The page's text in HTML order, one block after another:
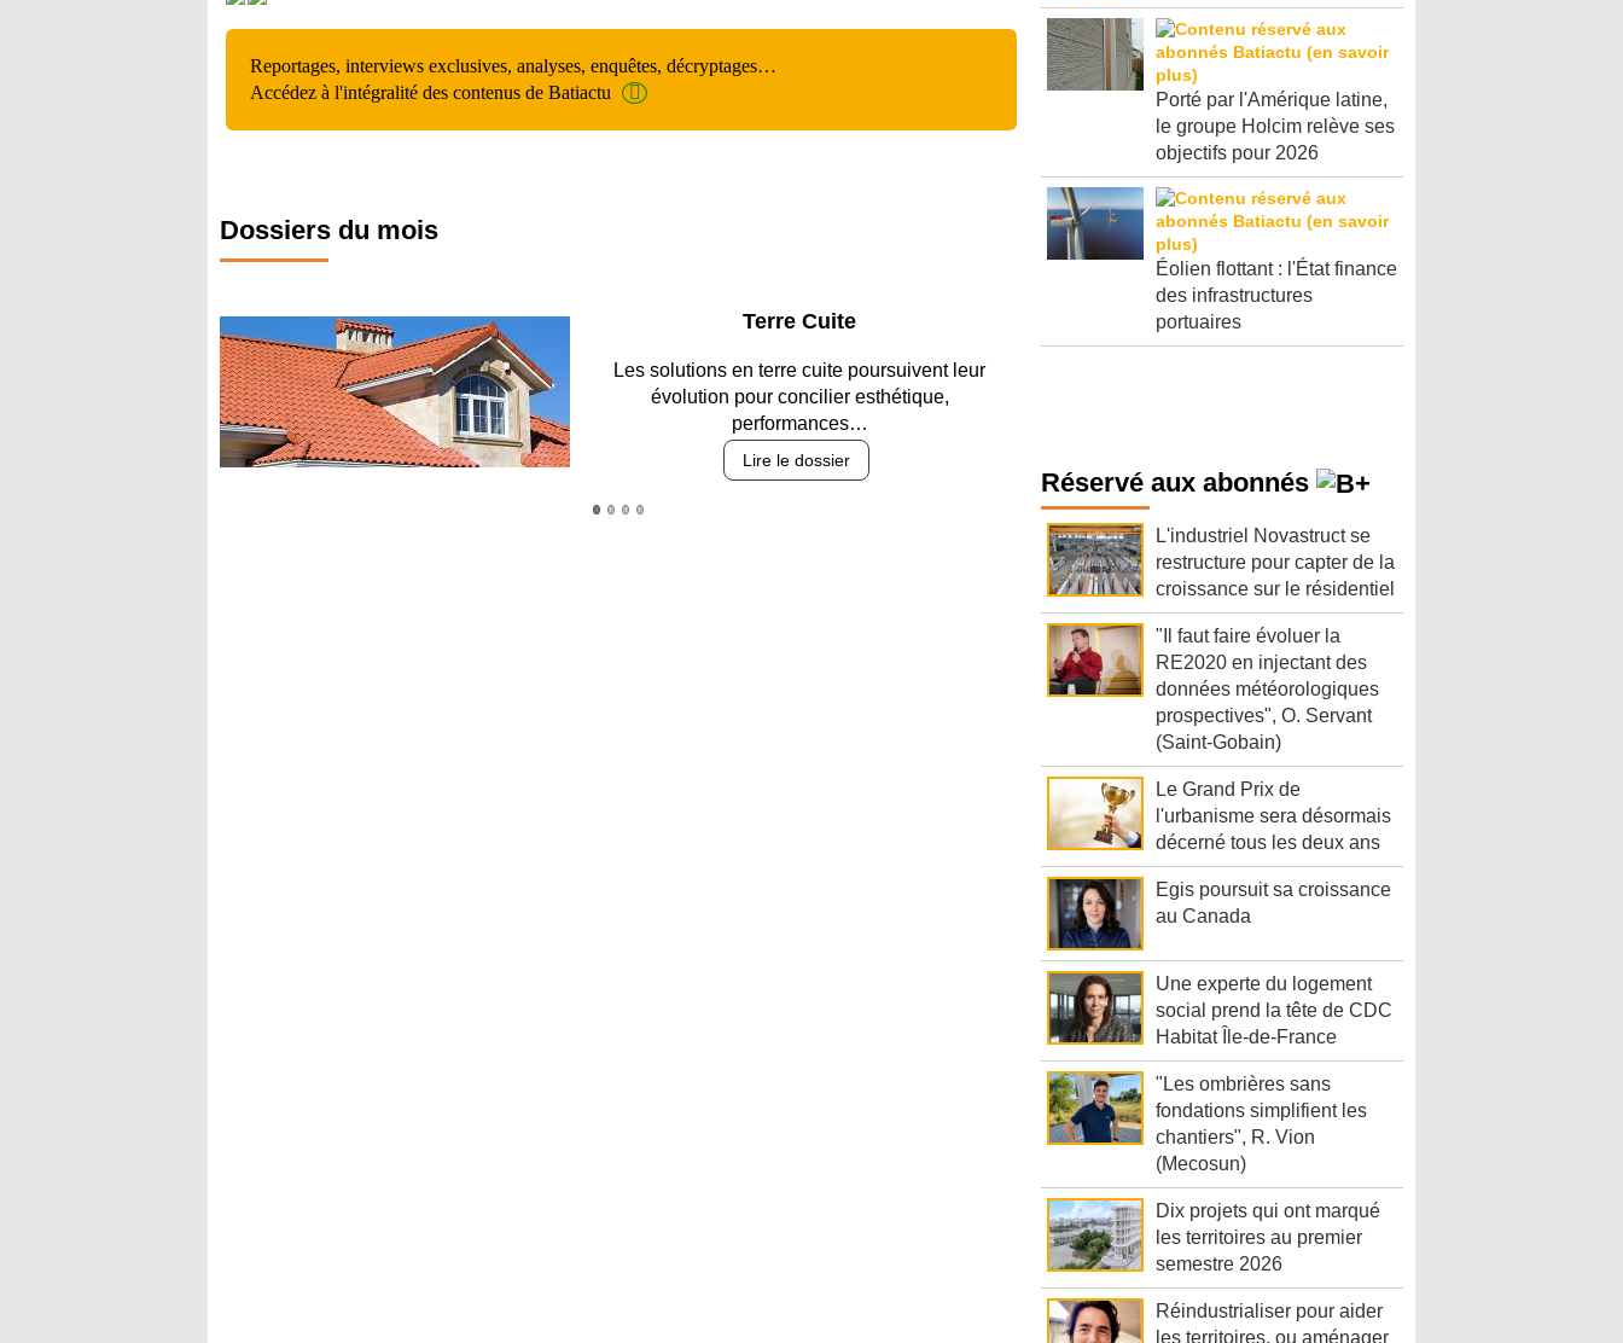
Reportages, interviews exclusives, analyses, enquêtes, décryptages…
Accédez à l'intégralité des contenus de Batiactu
Dossiers du mois
Parking et garages
Entre circulation, sécurisation des accès, durabilité
des revêtements et intégration…
Lire le dossier
Porté par l'Amérique latine,
le groupe Holcim relève ses
objectifs pour 2026
Éolien flottant : l'État finance
des infrastructures
portuaires
Réservé aux abonnés
L'industriel Novastruct se
restructure pour capter de la
croissance sur le résidentiel
"Il faut faire évoluer la
RE2020 en injectant des
données météorologiques
prospectives", O. Servant
(Saint-Gobain)
Le Grand Prix de
l'urbanisme sera désormais
décerné tous les deux ans
Egis poursuit sa croissance
au Canada
Une experte du logement
social prend la tête de CDC
Habitat Île-de-France
"Les ombrières sans
fondations simplifient les
chantiers", R. Vion
(Mecosun)
Dix projets qui ont marqué
les territoires au premier
semestre 2026
Réindustrialiser pour aider
les territoires, ou aménager